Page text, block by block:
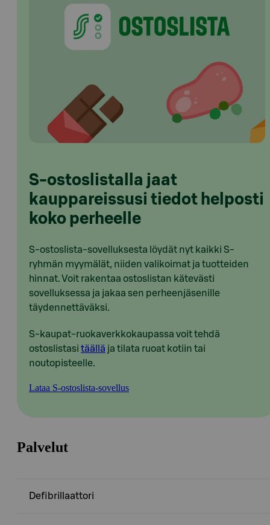
S-ostoslistalla jaat
kauppareissusi tiedot helposti
koko perheelle
S-ostoslista-sovelluksesta löydät nyt kaikki S-
ryhmän myymälät, niiden valikoimat ja tuotteiden
hinnat. Voit rakentaa ostoslistan kätevästi
sovelluksessa ja jakaa sen perheenjäsenille
täydennettäväksi.
S-kaupat-ruokaverkkokaupassa voit tehdä
ostoslistasi täällä ja tilata ruoat kotiin tai
noutopisteelle.
Lataa S-ostoslista-sovellus
Palvelut
Defibrillaattori